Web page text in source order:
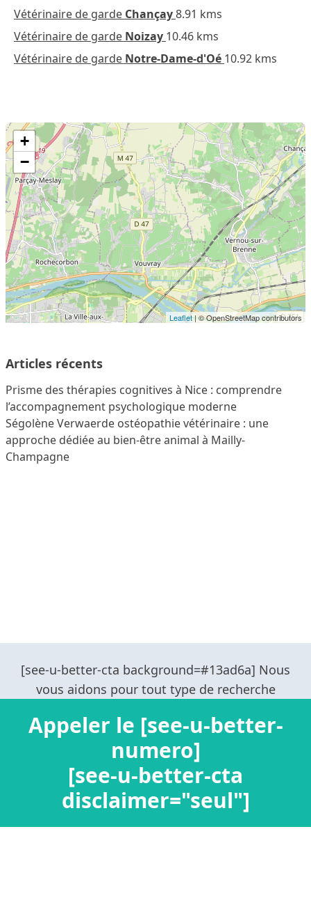
Vétérinaire de garde Chançay8.91 kms
Vétérinaire de garde Noizay 10.46 kms
Vétérinaire de garde Notre-Dame-d'Oé 10.92 kms
+
−
Leaflet| © OpenStreetMap contributors
Articles récents
Prisme des thérapies cognitives à Nice : comprendre
l’accompagnement psychologique moderne
Ségolène Verwaerde ostéopathie vétérinaire : une
approche dédiée au bien-être animal à Mailly-
Champagne
Appeler le [see-u-better-
numero]
[see-u-better-cta
disclaimer="seul"]